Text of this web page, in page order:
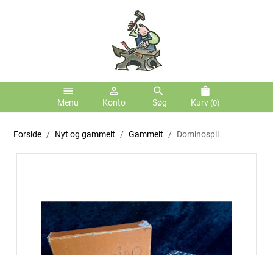
menu
Menu
person_outline
Konto
search
Søg
shopping_bag
Kurv (0)
Forside Nyt og gammelt Gammelt Dominospil